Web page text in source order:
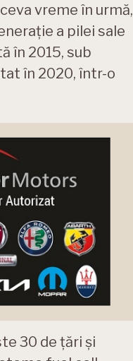
vreme în urmă,
a pilei sale
în 2015, sub
în 2020, într-o
30 de țări și